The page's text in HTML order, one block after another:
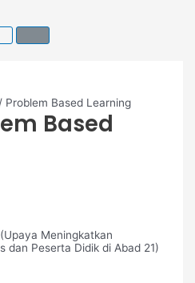
/ Problem Based Learning
Based
Meningkatkan
dan Peserta Didik di Abad 21)